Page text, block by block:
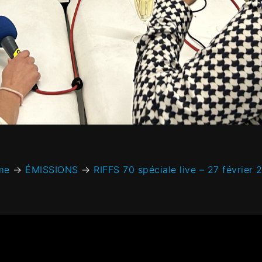
→ ÉMISSIONS → RIFFS 70 spéciale live – 27 février